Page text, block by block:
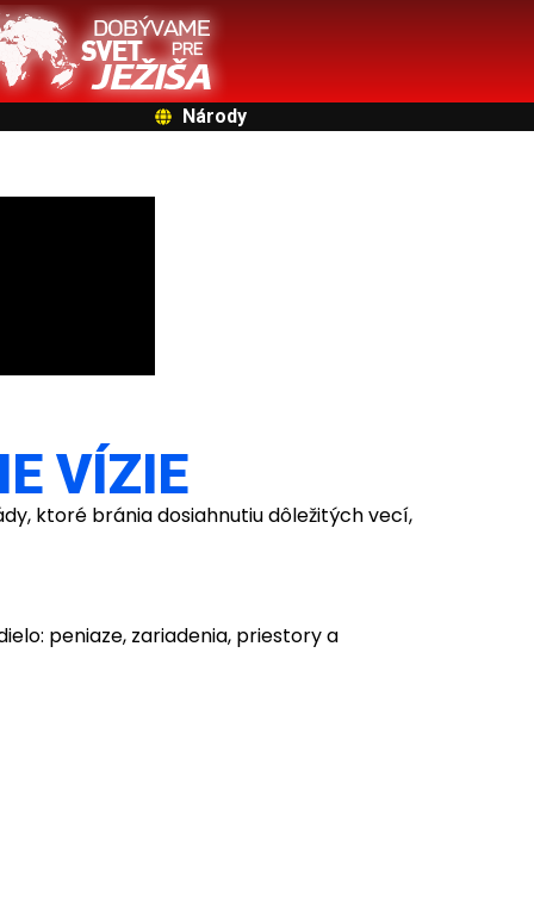
Národy
VÍZIE
ktoré bránia dosiahnutiu dôležitých vecí,
peniaze, zariadenia, priestory a